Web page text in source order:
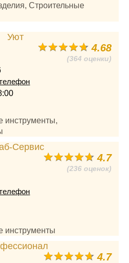
Строительные
4.68
(364 оценки)
инструменты,
4.7
(236 оценок)
инструменты
4.7